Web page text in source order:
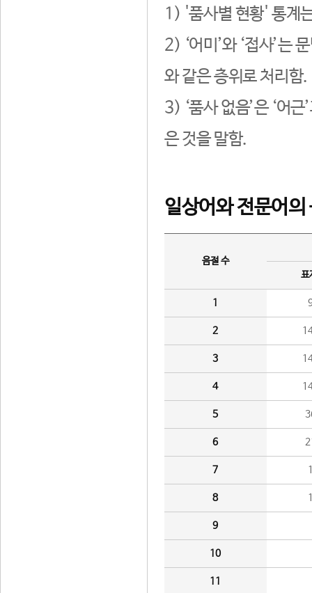
1) '품사별 현황' 통계
2) ‘어미’와 ‘접사’는
와 같은 층위로 처리함.
3) ‘품사 없음’은 ‘어
은 것을 말함.
일상어와 전문어의
음절 수
표
1
2
3
4
5
6
7
8
9
10
11